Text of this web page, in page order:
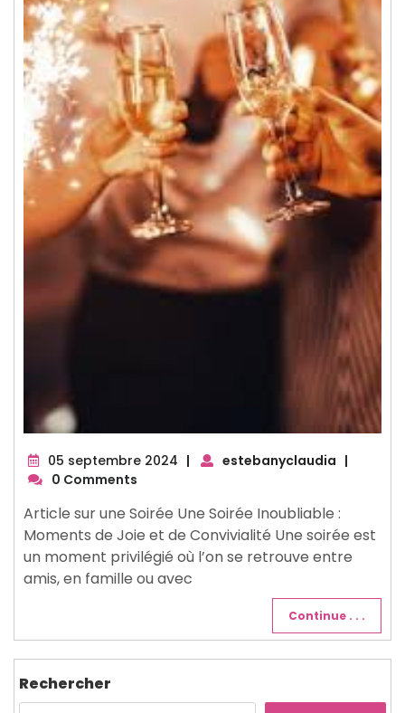
05 septembre 2024 05
| estebanyclaudia |
0 Comments
Article sur une Soirée Une Soirée Inoubliable :
Moments de Joie et de Convivialité Une soirée est
un moment privilégié où l’on se retrouve entre
amis, en famille ou avec
Continue . . .
Rechercher